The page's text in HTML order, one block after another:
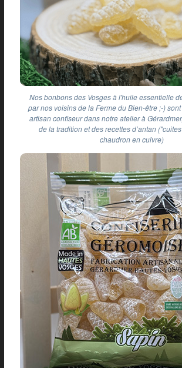
Nos bonbons des Vosges à l'huile essentielle
par nos voisins de la Ferme du Bien-être ;-)
artisan confiseur dans notre atelier à
de la tradition et des recettes d’antan
chaudron en cuivre)